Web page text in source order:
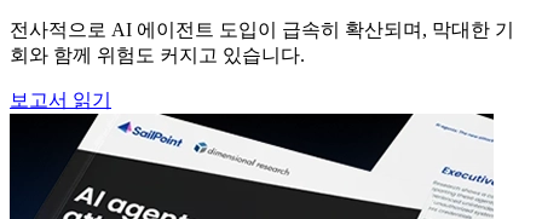
전사적으로 AI 에이전트 도입이 급속히 확산되며, 막대한 기
회와 함께 위험도 커지고 있습니다.
보고서 읽기